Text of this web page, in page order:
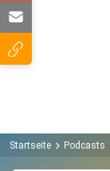
Startseite Podcasts